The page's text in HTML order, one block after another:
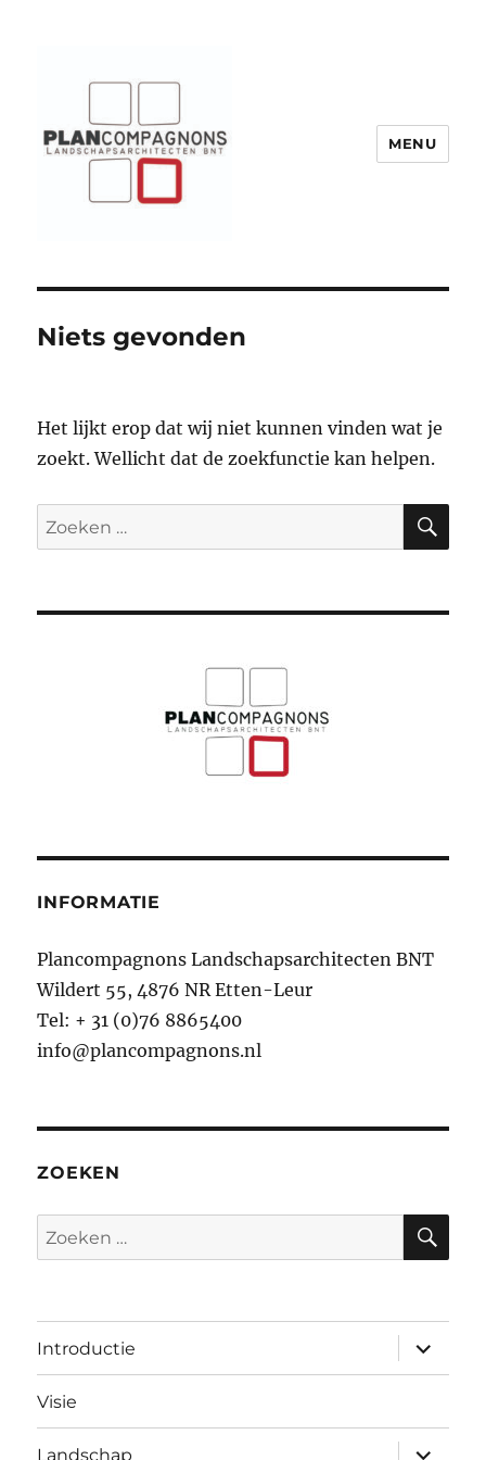
MENU
Niets gevonden
Het lijkt erop dat wij niet kunnen vinden wat je
zoekt. Wellicht dat de zoekfunctie kan helpen.
Zoeken
naar:
INFORMATIE
Plancompagnons Landschapsarchitecten BNT
Wildert 55, 4876 NR Etten-Leur
Tel: + 31 (0)76 8865400
info@plancompagnons.nl
ZOEKEN
Zoeken
naar:
Introductie
Visie
Landschap